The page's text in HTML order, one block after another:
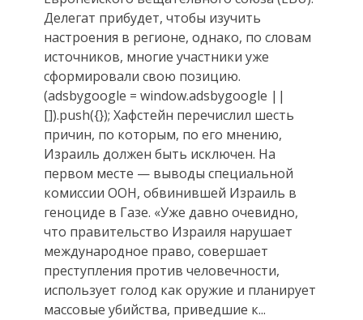
Делегат прибудет, чтобы изучить
настроения в регионе, однако, по словам
источников, многие участники уже
сформировали свою позицию.
(adsbygoogle = window.adsbygoogle ||
[]).push({}); Хафстейн перечислил шесть
причин, по которым, по его мнению,
Израиль должен быть исключен. На
первом месте — выводы специальной
комиссии ООН, обвинившей Израиль в
геноциде в Газе. «Уже давно очевидно,
что правительство Израиля нарушает
международное право, совершает
преступления против человечности,
использует голод как оружие и планирует
массовые убийства, приведшие к...